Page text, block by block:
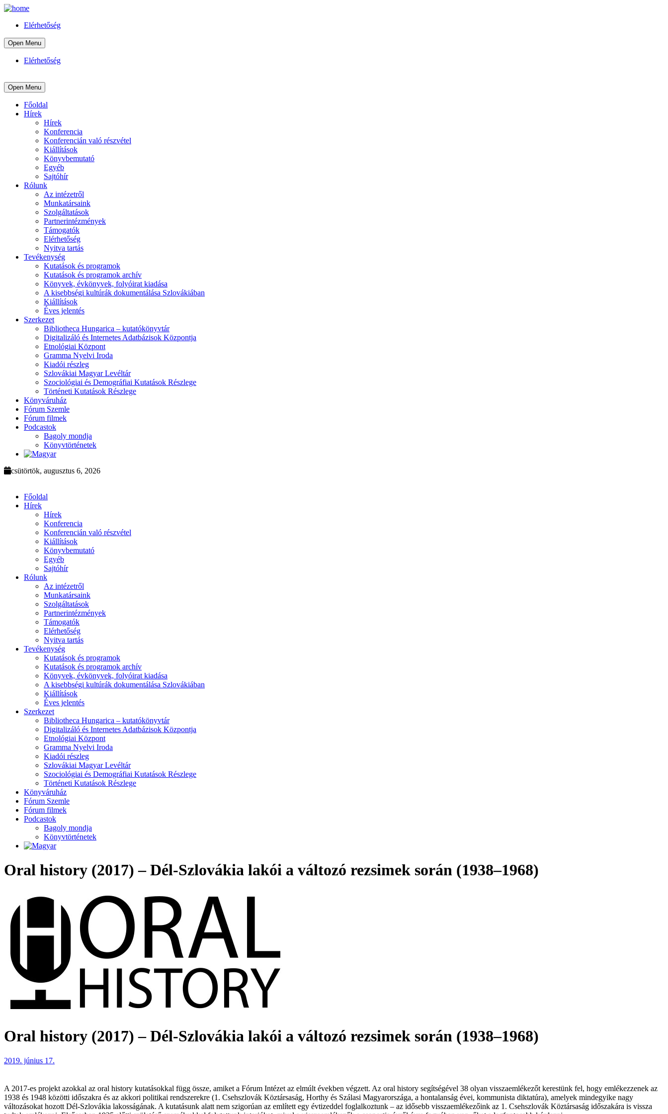
Elérhetőség
Open Menu
Elérhetőség
Open Menu
Főoldal
Hírek
Hírek
Konferencia
Konferencián való részvétel
Kiállítások
Könyvbemutató
Egyéb
Sajtóhír
Rólunk
Az intézetről
Munkatársaink
Szolgáltatások
Partnerintézmények
Támogatók
Elérhetőség
Nyitva tartás
Tevékenység
Kutatások és programok
Kutatások és programok archív
Könyvek, évkönyvek, folyóirat kiadása
A kisebbségi kultúrák dokumentálása Szlovákiában
Kiállítások
Éves jelentés
Szerkezet
Bibliotheca Hungarica – kutatókönyvtár
Digitalizáló és Internetes Adatbázisok Központja
Etnológiai Központ
Gramma Nyelvi Iroda
Kiadói részleg
Szlovákiai Magyar Levéltár
Szociológiai és Demográfiai Kutatások Részlege
Történeti Kutatások Részlege
Könyváruház
Fórum Szemle
Fórum filmek
Podcastok
Bagoly mondja
Könyvtörténetek
csütörtök, augusztus 6, 2026
Főoldal
Hírek
Hírek
Konferencia
Konferencián való részvétel
Kiállítások
Könyvbemutató
Egyéb
Sajtóhír
Rólunk
Az intézetről
Munkatársaink
Szolgáltatások
Partnerintézmények
Támogatók
Elérhetőség
Nyitva tartás
Tevékenység
Kutatások és programok
Kutatások és programok archív
Könyvek, évkönyvek, folyóirat kiadása
A kisebbségi kultúrák dokumentálása Szlovákiában
Kiállítások
Éves jelentés
Szerkezet
Bibliotheca Hungarica – kutatókönyvtár
Digitalizáló és Internetes Adatbázisok Központja
Etnológiai Központ
Gramma Nyelvi Iroda
Kiadói részleg
Szlovákiai Magyar Levéltár
Szociológiai és Demográfiai Kutatások Részlege
Történeti Kutatások Részlege
Könyváruház
Fórum Szemle
Fórum filmek
Podcastok
Bagoly mondja
Könyvtörténetek
Oral history (2017) – Dél-Szlovákia lakói a változó rezsimek során (1938–1968)
Oral history (2017) – Dél-Szlovákia lakói a változó rezsimek során (1938–1968)
2019. június 17.
A 2017-es projekt azokkal az oral history kutatásokkal függ össze, amiket a Fórum Intézet az elmúlt években végzett. Az oral history segítségével 38 olyan visszaemlékezőt kerestünk fel, hogy emlékezzenek az
1938 és 1948 közötti időszakra és az akkori politikai rendszerekre (1. Csehszlovák Köztársaság, Horthy és Szálasi Magyarországa, a hontalanság évei, kommunista diktatúra), amelyek mindegyike nagy
változásokat hozott Dél-Szlovákia lakosságának. A kutatásunk alatt nem szigorúan az említett egy évtizeddel foglalkoztunk – az idősebb visszaemlékezőink az 1. Csehszlovák Köztársaság időszakára is vissza